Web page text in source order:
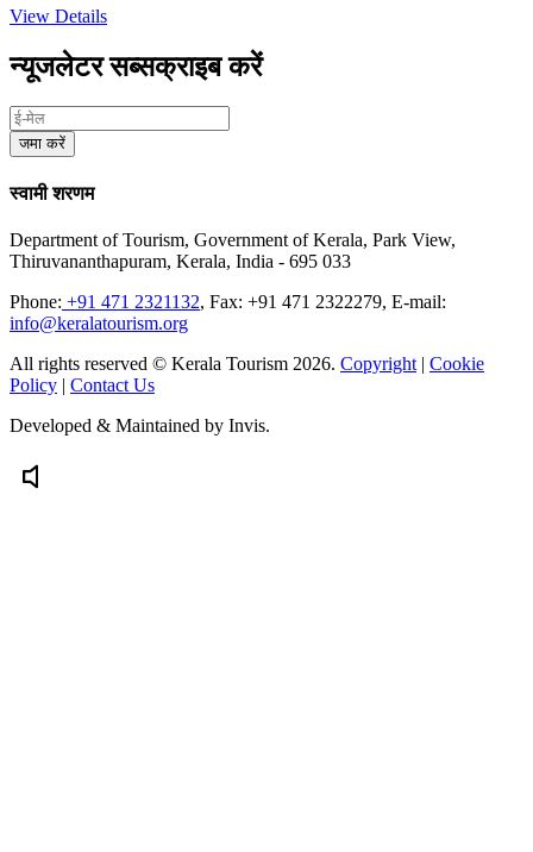
View Details
न्यूजलेटर सब्सक्राइब करें
जमा करें
स्वामी शरणम
Department of Tourism, Government of Kerala, Park View,
Thiruvananthapuram, Kerala, India - 695 033
Phone: +91 471 2321132, Fax: +91 471 2322279, E-mail:
info@keralatourism.org
All rights reserved © Kerala Tourism 2026. Copyright | Cookie
Policy | Contact Us
Developed & Maintained by Invis.